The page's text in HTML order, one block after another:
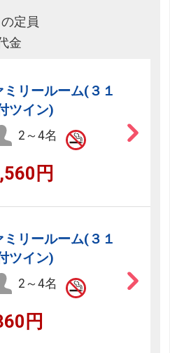
定員
金
リールーム(３１
ツイン)
2～4名
円
リールーム(３１
ツイン)
2～4名
円